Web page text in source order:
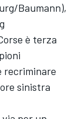
Baumann),
è terza
recriminare
sinistra